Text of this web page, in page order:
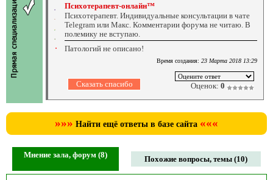
Психотерапевт-онлайн™
Психотерапевт. Индивидуальные консультации в чате
Telegram или Макс. Комментарии форума не читаю. В
полемику не вступаю.
Патологий не описано!
Время создания: 23 Марта 2018 13:29
Оценок: 0
»»» Найти ещё ответы в базе сайта «««
Мнение зала, форум (8) Похожие вопросы, темы (10)